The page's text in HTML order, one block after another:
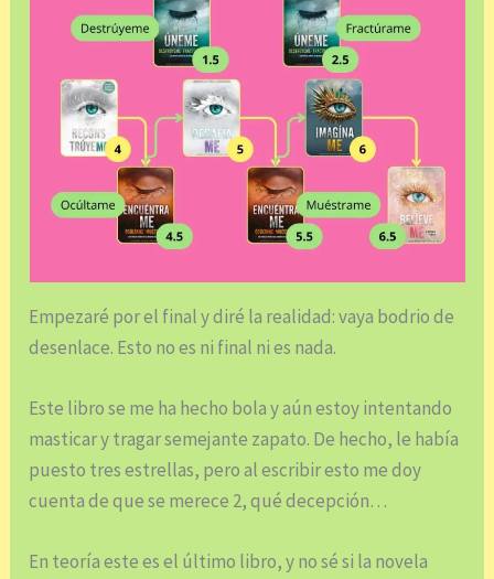
Empezaré por el final y diré la realidad: vaya bodrio de
desenlace. Esto no es ni final ni es nada.
Este libro se me ha hecho bola y aún estoy intentando
masticar y tragar semejante zapato. De hecho, le había
puesto tres estrellas, pero al escribir esto me doy
cuenta de que se merece 2, qué decepción…
En teoría este es el último libro, y no sé si la novela